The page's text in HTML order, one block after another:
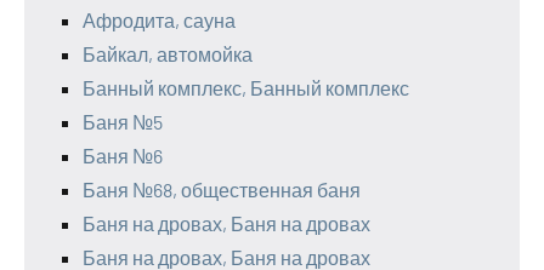
Афродита, сауна
Байкал, автомойка
Банный комплекс, Банный комплекс
Баня №5
Баня №6
Баня №68, общественная баня
Баня на дровах, Баня на дровах
Баня на дровах, Баня на дровах